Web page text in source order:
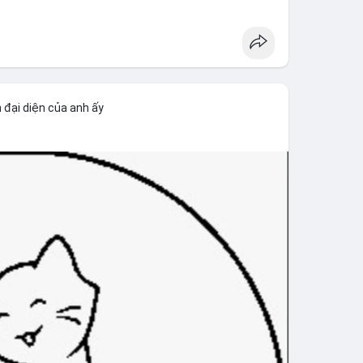
#chainalysis
diện của anh ấy